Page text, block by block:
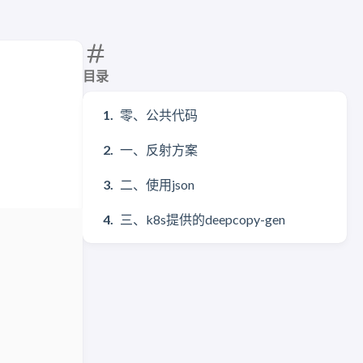
目录
零、公共代码
一、反射方案
二、使用json
三、k8s提供的deepcopy-gen